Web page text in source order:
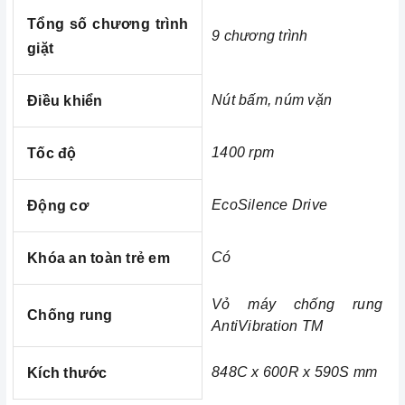
Bosch 8kg/5kg HMH.WVG30462SG và 10kg/6kg
HMH.WDU28560GB
trở thành loại máy giặt sấy tốt nhất
Với những ưu điểm nổi bật như trên thìMáy giặt kết hợp
HMH.WDU28560GB
xứng đáng là một trong những người
nhất là trong cuộc sống đầy năng động và luôn bận rộn
việc lại còn chăm sóc cho bữa ăn của gia đình mình.
Tổng số chương trình
giặt
9 chương trình
Điều khiển Nút bấm, núm vặn
Tốc độ 1400 rpm
Động cơ EcoSilence Drive
Khóa an toàn trẻ em Có
Chống rung
Vỏ máy chống rung
AntiVibration TM
Kích thước 848C x 600R x 590S mm